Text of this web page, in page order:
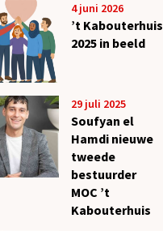
4 juni 2026
’t Kabouterhuis
2025 in beeld
29 juli 2025
Soufyan el
Hamdi nieuwe
tweede
bestuurder
MOC ’t
Kabouterhuis